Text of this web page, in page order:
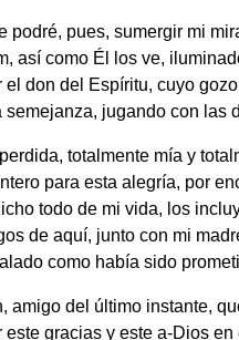
podré, pues, sumergir mi
así como Él los ve,
el don del Espíritu, cuyo
semejanza, jugando con las
totalmente mía y
para esta alegría, por
todo de mi vida, los
de aquí, junto con mi
como había sido
amigo del último instante,
este gracias y este a-Dios